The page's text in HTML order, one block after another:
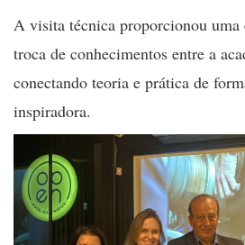
A visita técnica proporcionou uma
troca de conhecimentos entre a
conectando teoria e prática de
inspiradora.